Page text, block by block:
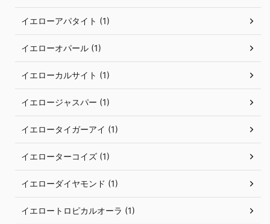
イエローアパタイト (1)
イエローオパール (1)
イエローカルサイト (1)
イエロージャスパー (1)
イエロータイガーアイ (1)
イエローターコイズ (1)
イエローダイヤモンド (1)
イエロートロピカルオーラ (1)